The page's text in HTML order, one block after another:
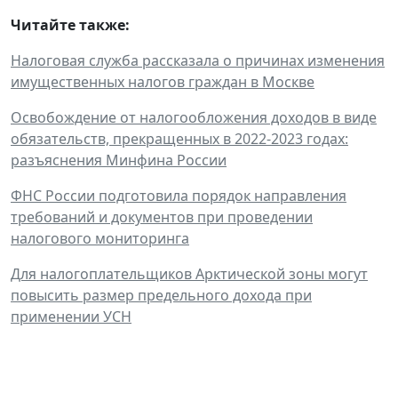
Читайте также:
Налоговая служба рассказала о причинах изменения
имущественных налогов граждан в Москве
Освобождение от налогообложения доходов в виде
обязательств, прекращенных в 2022-2023 годах:
разъяснения Минфина России
ФНС России подготовила порядок направления
требований и документов при проведении
налогового мониторинга
Для налогоплательщиков Арктической зоны могут
повысить размер предельного дохода при
применении УСН